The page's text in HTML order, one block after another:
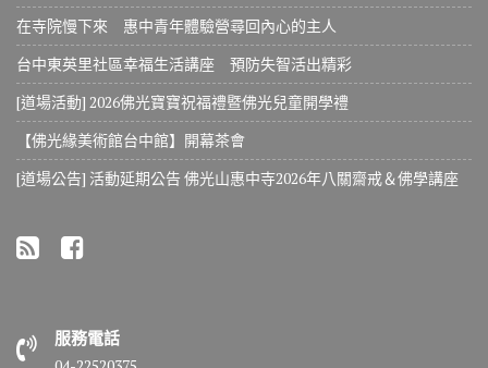
在寺院慢下來 惠中青年體驗營尋回內心的主人
台中東英里社區幸福生活講座 預防失智活出精彩
[道場活動] 2026佛光寶寶祝福禮暨佛光兒童開學禮
【佛光緣美術館台中館】開幕茶會
[道場公告] 活動延期公告 佛光山惠中寺2026年八關齋戒＆佛學講座
服務電話